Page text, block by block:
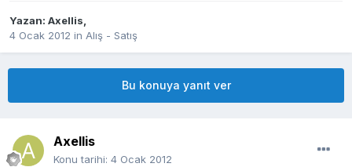
Yazan: Axellis,
4 Ocak 2012 in Alış - Satış
Bu konuya yanıt ver
Axellis
Konu tarihi: 4 Ocak 2012